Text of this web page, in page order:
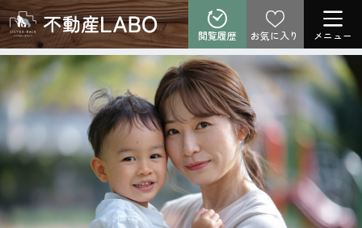
閲覧履歴 お気に入り メニュー